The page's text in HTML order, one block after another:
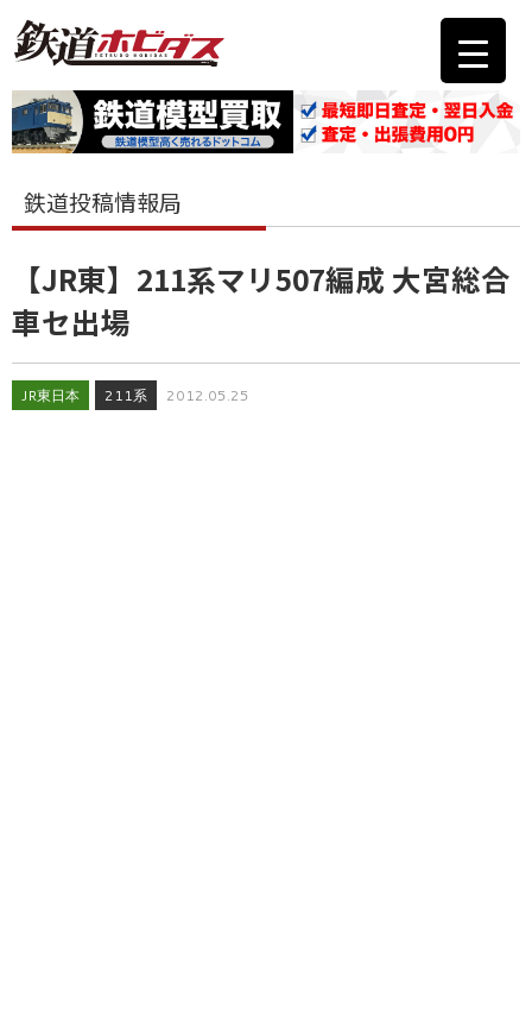
鉄道投稿情報局
【JR東】211系マリ507編成 大宮総合
車セ出場
JR東日本 211系 2012.05.25